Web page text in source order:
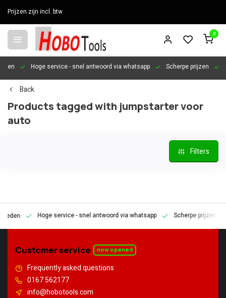
Prijzen zijn incl. btw
0
Hoge service- snel antwoord via whatsapp Scherpe prijzen
Back
Products tagged with jumpstarter voor
auto
Filters
Hoge service- snel antwoord via whatsapp Scherpe prijzen
Customer service now opened
Frequently asked questions
0167 562177
info@hobotools.com